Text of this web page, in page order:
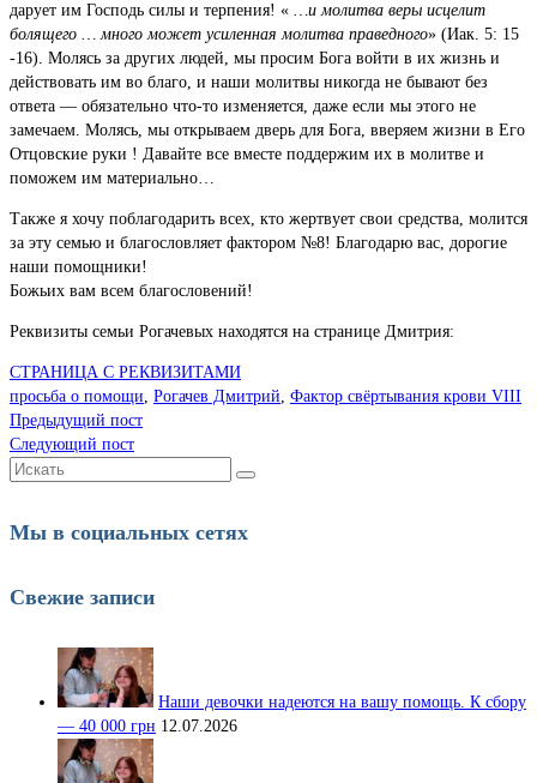
дарует им Господь силы и терпения! « …и молитва веры исцелит
болящего … много может усиленная молитва праведного» (Иак. 5: 15
-16). Молясь за других людей, мы просим Бога войти в их жизнь и
действовать им во благо, и наши молитвы никогда не бывают без
ответа — обязательно что-то изменяется, даже если мы этого не
замечаем. Молясь, мы открываем дверь для Бога, вверяем жизни в Его
Отцовские руки ! Давайте все вместе поддержим их в молитве и
поможем им материально…
Также я хочу поблагодарить всех, кто жертвует свои средства, молится
за эту семью и благословляет фактором №8! Благодарю вас, дорогие
наши помощники!
Божьих вам всем благословений!
Реквизиты семьи Рогачевых находятся на странице Дмитрия:
СТРАНИЦА С РЕКВИЗИТАМИ
просьба о помощи, Рогачев Дмитрий, Фактор свёртывания крови VIII
Предыдущий пост
Следующий пост
Искать:
Мы в социальных сетях
Свежие записи
Наши девочки надеются на вашу помощь. К сбору
— 40 000 грн 12.07.2026